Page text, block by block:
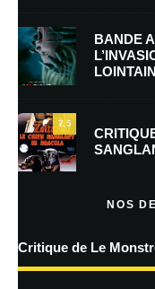
Enregistrer mon nom,
mon prochain commentaire.
Prévenez-moi de tous les
Prévenez-moi de tous les
BANDE
7.5
NOS
Critique de Le